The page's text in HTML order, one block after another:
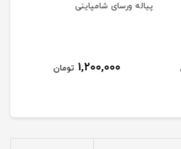
شکلات خوری ورسای
2,100,000